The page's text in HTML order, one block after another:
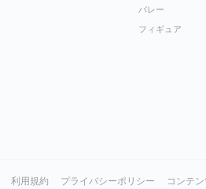
バレー
フィギュア
利用規約 プライバシーポリシー コンテ